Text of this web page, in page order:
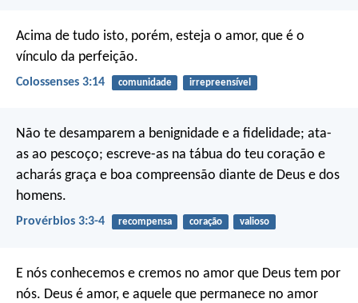
Acima de tudo isto, porém, esteja o amor, que é o
vínculo da perfeição.
Colossenses 3:14 comunidade irrepreensível
Não te desamparem a benignidade e a fidelidade; ata-
as ao pescoço; escreve-as na tábua do teu coração e
acharás graça e boa compreensão diante de Deus e dos
homens.
Provérbios 3:3-4 recompensa coração valioso
E nós conhecemos e cremos no amor que Deus tem por
nós. Deus é amor, e aquele que permanece no amor